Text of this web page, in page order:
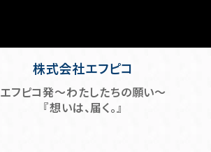
株式会社エフピコ
エフピコ発～わたしたちの願い～
『想いは、届く。』